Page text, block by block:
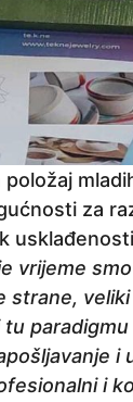
za
vrijeme
strane,
paradigmu
i
i